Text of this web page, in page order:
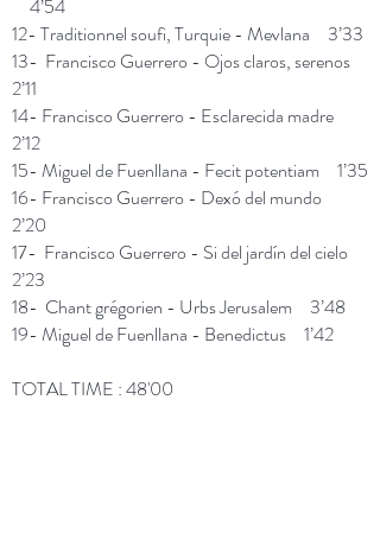
4’54
12- Traditionnel soufi, Turquie - Mevlana 3’33
13- Francisco Guerrero - Ojos claros, serenos
2’11
14- Francisco Guerrero - Esclarecida madre
2’12
15- Miguel de Fuenllana - Fecit potentiam 1’35
16- Francisco Guerrero - Dexó del mundo
2’20
17- Francisco Guerrero - Si del jardín del cielo
2’23
18- Chant grégorien - Urbs Jerusalem 3’48
19- Miguel de Fuenllana - Benedictus 1’42
TOTAL TIME : 48'00